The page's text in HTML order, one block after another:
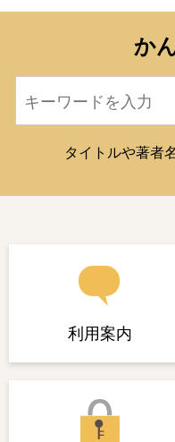
か
タイトルや著者
利用案内